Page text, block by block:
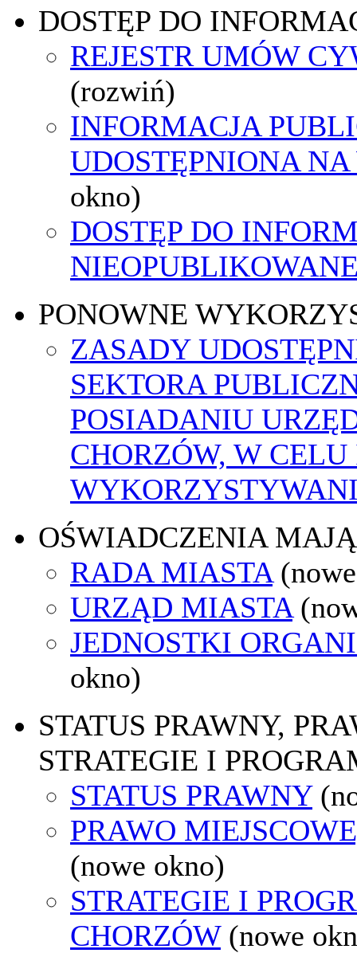
DOSTĘP DO
REJESTR UMÓW
(rozwiń)
INFORMACJA
UDOSTĘPNIONA
okno)
DOSTĘP DO
PONOWNE
ZASADY
SEKTORA
POSIADANIU
CHORZÓW, W
OŚWIADCZENIA
RADA MIASTA
URZĄD MIASTA
JEDNOSTKI
okno)
STATUS PRAWNY,
STRATEGIE I
STATUS PRAWNY
PRAWO
(nowe okno)
STRATEGIE I
CHORZÓW (nowe